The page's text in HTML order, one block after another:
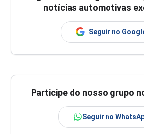
notícias automotivas
Seguir no
Participe do nosso grupo
Seguir no